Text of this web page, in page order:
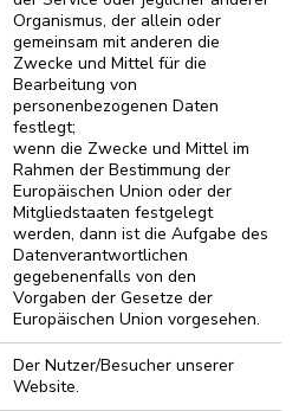
Organismus, der allein oder
gemeinsam mit anderen die
Zwecke und Mittel für die
Bearbeitung von
personenbezogenen Daten
festlegt;
wenn die Zwecke und Mittel im
Rahmen der Bestimmung der
Europäischen Union oder der
Mitgliedstaaten festgelegt
werden, dann ist die Aufgabe des
Datenverantwortlichen
gegebenenfalls von den
Vorgaben der Gesetze der
Europäischen Union vorgesehen.
Der Nutzer/Besucher unserer
Website.